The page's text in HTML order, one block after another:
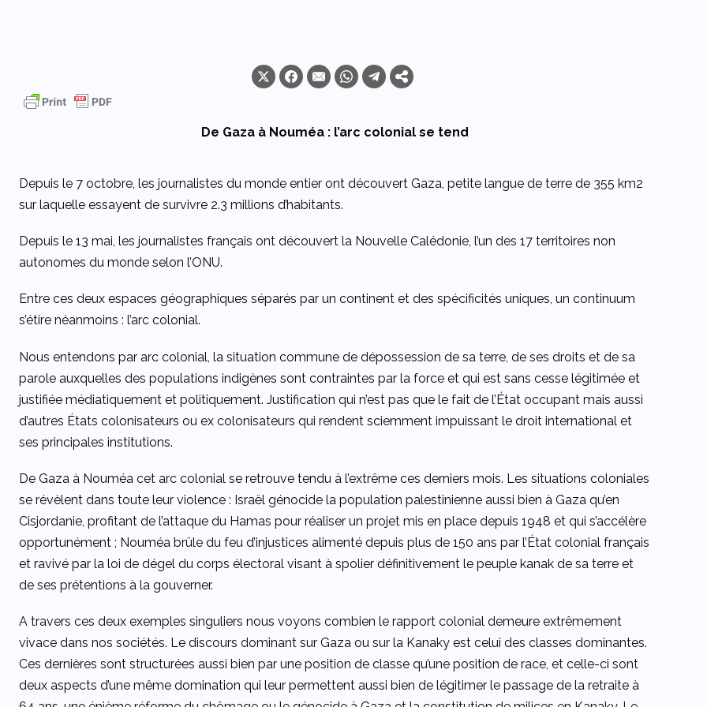
De Gaza à Nouméa : l’arc colonial se tend
Depuis le 7 octobre, les journalistes du monde entier ont découvert Gaza, petite langue de terre de 355 km2
sur laquelle essayent de survivre 2.3 millions d’habitants.
Depuis le 13 mai, les journalistes français ont découvert la Nouvelle Calédonie, l’un des 17 territoires non
autonomes du monde selon l’ONU.
Entre ces deux espaces géographiques séparés par un continent et des spécificités uniques, un continuum
s’étire néanmoins : l’arc colonial.
Nous entendons par arc colonial, la situation commune de dépossession de sa terre, de ses droits et de sa
parole auxquelles des populations indigènes sont contraintes par la force et qui est sans cesse légitimée et
justifiée médiatiquement et politiquement. Justification qui n’est pas que le fait de l’État occupant mais aussi
d’autres États colonisateurs ou ex colonisateurs qui rendent sciemment impuissant le droit international et
ses principales institutions.
De Gaza à Nouméa cet arc colonial se retrouve tendu à l’extrême ces derniers mois. Les situations coloniales
se révèlent dans toute leur violence : Israël génocide la population palestinienne aussi bien à Gaza qu’en
Cisjordanie, profitant de l’attaque du Hamas pour réaliser un projet mis en place depuis 1948 et qui s’accélère
opportunément ; Nouméa brûle du feu d’injustices alimenté depuis plus de 150 ans par l’État colonial français
et ravivé par la loi de dégel du corps électoral visant à spolier définitivement le peuple kanak de sa terre et
de ses prétentions à la gouverner.
A travers ces deux exemples singuliers nous voyons combien le rapport colonial demeure extrêmement
vivace dans nos sociétés. Le discours dominant sur Gaza ou sur la Kanaky est celui des classes dominantes.
Ces dernières sont structurées aussi bien par une position de classe qu’une position de race, et celle-ci sont
deux aspects d’une même domination qui leur permettent aussi bien de légitimer le passage de la retraite à